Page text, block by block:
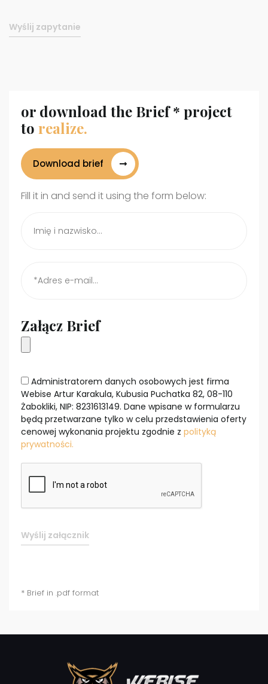
or download the Brief * project
to realize.
Download brief
Fill it in and send it using the form below:
Załącz Brief
Administratorem danych osobowych jest firma
Webise Artur Karakula, Kubusia Puchatka 82, 08-110
Żabokliki, NIP: 8231613149. Dane wpisane w formularzu
będą przetwarzane tylko w celu przedstawienia oferty
cenowej wykonania projektu zgodnie z polityką
prywatności.
* Brief in .pdf format